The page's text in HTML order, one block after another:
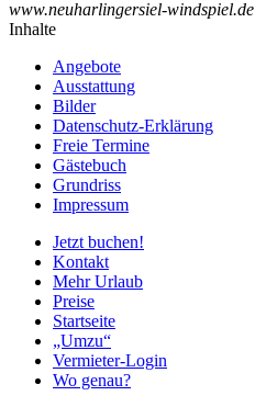
www.neuharlingersiel-windspiel.de
Inhalte
Angebote
Ausstattung
Bilder
Datenschutz-Erklärung
Freie Termine
Gästebuch
Grundriss
Impressum
Jetzt buchen!
Kontakt
Mehr Urlaub
Preise
Startseite
„Umzu“
Vermieter-Login
Wo genau?